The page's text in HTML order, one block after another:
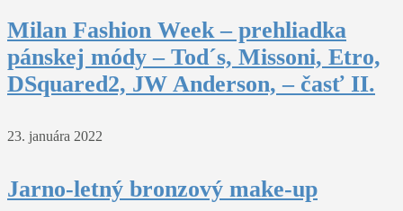
Milan Fashion Week – prehliadka
pánskej módy – Tod´s, Missoni, Etro,
DSquared2, JW Anderson, – časť II.
23. januára 2022
Jarno-letný bronzový make-up